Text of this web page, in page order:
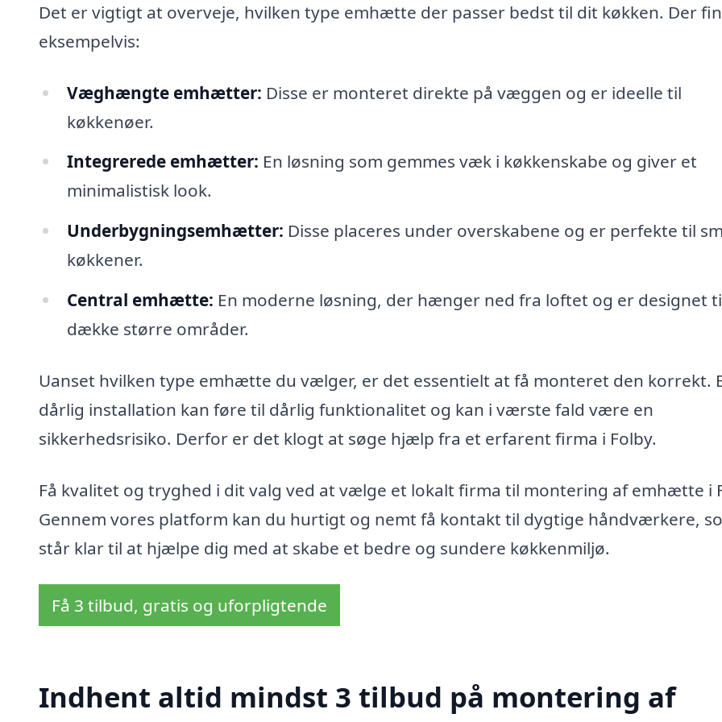
Det er vigtigt at overveje, hvilken type emhætte der passer bedst til dit køkken. Der
eksempelvis:
Væghængte emhætter: Disse er monteret direkte på væggen og er ideelle til
køkkenøer.
Integrerede emhætter: En løsning som gemmes væk i køkkenskabe og giver et
minimalistisk look.
Underbygningsemhætter: Disse placeres under overskabene og er perfekte til
køkkener.
Central emhætte: En moderne løsning, der hænger ned fra loftet og er designet
dække større områder.
Uanset hvilken type emhætte du vælger, er det essentielt at få monteret den korrekt.
dårlig installation kan føre til dårlig funktionalitet og kan i værste fald være en
sikkerhedsrisiko. Derfor er det klogt at søge hjælp fra et erfarent firma i Folby.
Få kvalitet og tryghed i dit valg ved at vælge et lokalt firma til montering af emhætte i
Gennem vores platform kan du hurtigt og nemt få kontakt til dygtige håndværkere,
står klar til at hjælpe dig med at skabe et bedre og sundere køkkenmiljø.
Få 3 tilbud, gratis og uforpligtende
Indhent altid mindst 3 tilbud på montering af